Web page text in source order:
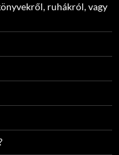
ruhákról, vagy